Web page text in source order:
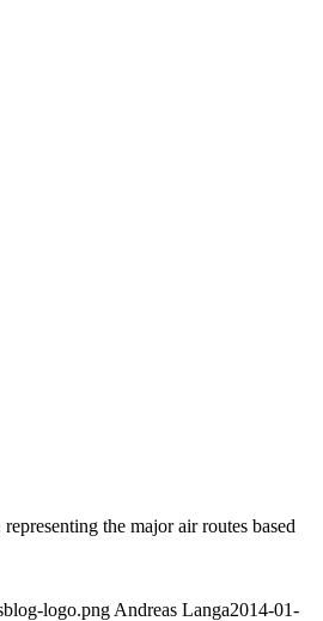
the major air routes based
logo.png Andreas Langa2014-01-